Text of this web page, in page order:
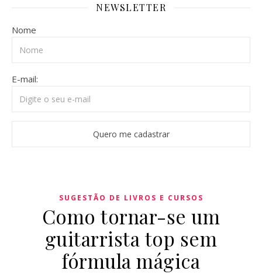
NEWSLETTER
Nome
E-mail:
SUGESTÃO DE LIVROS E CURSOS
Como tornar-se um
guitarrista top sem
fórmula mágica